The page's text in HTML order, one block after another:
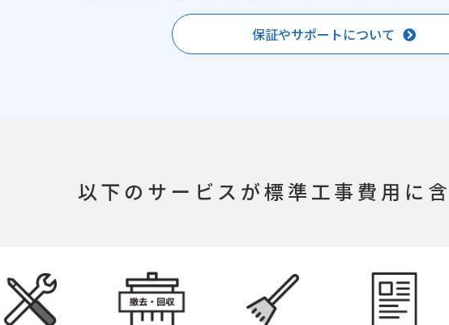
保証やサポートについて
以下のサービスが標準工事費用に